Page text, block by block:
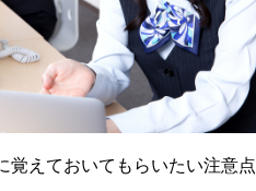
覚えておいてもらいたい注意点